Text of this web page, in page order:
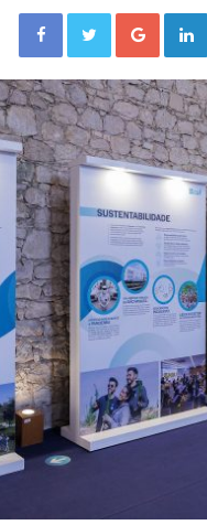
Facebook Twitter Google+